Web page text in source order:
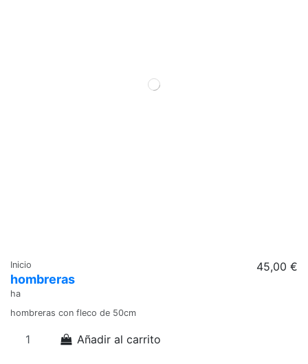
Inicio
hombreras
ha
45,00 €
hombreras con fleco de 50cm
Añadir al carrito